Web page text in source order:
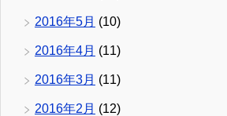
2016年5月 (10)
2016年4月 (11)
2016年3月 (11)
2016年2月 (12)